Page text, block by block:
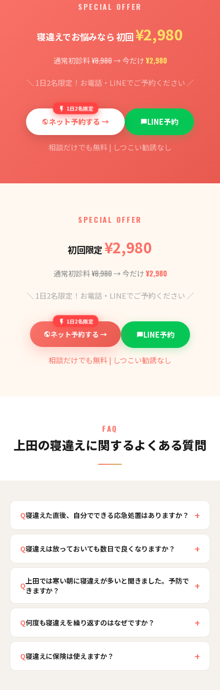
SPECIAL OFFER
寝違えでお悩みなら 初回¥2,980
通常初診料¥8,980→ 今だけ¥2,980
＼ 1日2名限定！お電話・LINEでご予約ください ／
1日2名限定
ネット予約する → LINE予約
相談だけでも無料 | しつこい勧誘なし
SPECIAL OFFER
初回限定¥2,980
通常初診料¥8,980→ 今だけ¥2,980
＼ 1日2名限定！お電話・LINEでご予約ください ／
1日2名限定
ネット予約する → LINE予約
相談だけでも無料 | しつこい勧誘なし
FAQ
上田の寝違えに関するよくある質問
Q寝違えた直後、自分でできる応急処置はありますか？ +
まず「痛む方向に無理に動かさない」「強く揉ま
ない」「長風呂で温めすぎない」の3つを守ってく
ださい。炎症が起きている初日〜2日目は、痛みが
です。仕事などでどうしても動く必要がある場合
付けており、お電話で状態を伺って来院前のセル
フケアもお伝えできます。
Q寝違えは放っておいても数日で良くなりますか？ +
軽度であれば数日で軽快することが多いのです
が、初期対応を誤ったり、痛めた組織の損傷が大
きかったりすると、1〜2週間以上痛みが続くこと
があります。また、腕へのしびれや強い放散痛を
伴う場合は、単なる寝違えではなく頸椎の神経の
自己判断で様子を見ず、一度検査を受けることを
おすすめします。
Q 上田では寒い朝に寝違えが多いと聞きました。予防で
きますか？
+
はい、予防の余地は大きいです。上田は放射冷却
で明け方の冷え込みが厳しく、就寝中に首・肩が
冷えると筋肉が硬くなり寝違えやすくなります。
マーや襟付きのパジャマを活用する・寝室の温度
を下げすぎない、の3つが基本です。加えて、就寝
Q何度も寝違えを繰り返すのはなぜですか？ +
繰り返す方の多くは、日中のデスクワーク・スマ
ホ・運転で首と肩に慢性的なコリが蓄積し、「寝
違えの下地」ができています。疲れた筋肉は睡眠
Q寝違えに保険は使えますか？ +